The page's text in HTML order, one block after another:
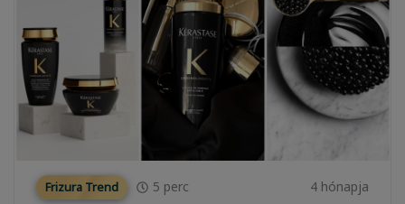
Frizura Trend 5 perc 4 hónapja